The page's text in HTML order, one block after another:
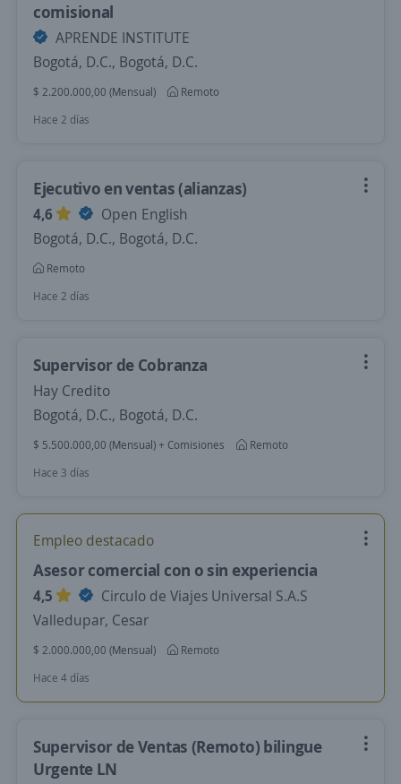
comisional
APRENDE INSTITUTE
Bogotá, D.C., Bogotá, D.C.
$ 2.200.000,00 (Mensual)
Remoto
Hace 2 días
Ejecutivo en ventas (alianzas)
4,6
Open English
Bogotá, D.C., Bogotá, D.C.
Remoto
Hace 2 días
Supervisor de Cobranza
Hay Credito
Bogotá, D.C., Bogotá, D.C.
$ 5.500.000,00 (Mensual) + Comisiones
Remoto
Hace 3 días
Empleo destacado
Asesor comercial con o sin experiencia
4,5
Circulo de Viajes Universal S.A.S
Valledupar, Cesar
$ 2.000.000,00 (Mensual)
Remoto
Hace 4 días
Supervisor de Ventas (Remoto) bilingue
Urgente LN